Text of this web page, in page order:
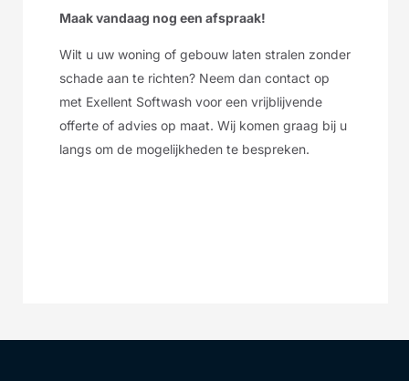
Maak vandaag nog een afspraak!
Wilt u uw woning of gebouw laten stralen zonder
schade aan te richten? Neem dan contact op
met Exellent Softwash voor een vrijblijvende
offerte of advies op maat. Wij komen graag bij u
langs om de mogelijkheden te bespreken.